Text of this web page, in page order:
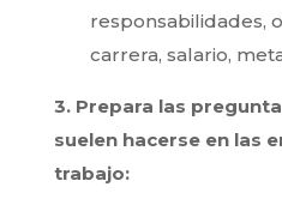
responsabilidades,
carrera, salario,
3. Prepara las pregunt
suelen hacerse en las
trabajo: